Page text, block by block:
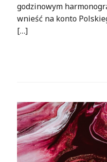
godzinowym
wnieść na konto
[…]